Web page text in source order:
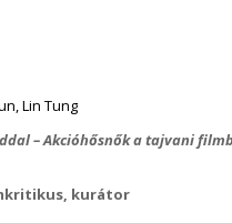
Lin Tung
– Akcióhősnők a tajvani
kurátor